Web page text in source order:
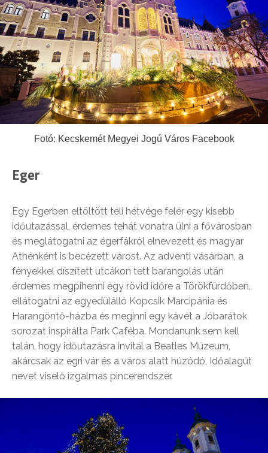
Fotó: Kecskemét Megyei Jogú Város Facebook
Eger
Egy Egerben eltöltött téli hétvége felér egy kisebb
időutazással, érdemes tehát vonatra ülni a fővárosban
és meglátogatni az égerfákról elnevezett és magyar
Athénként is becézett várost. Az adventi vásárban, a
fényekkel díszített utcákon tett barangolás után
érdemes megpihenni egy rövid időre a Törökfürdőben,
ellátogatni az egyedülálló Kopcsik Marcipánia és
Harangöntő-házba és meginni egy kávét a Jóbarátok
sorozat inspirálta Park Caféba. Mondanunk sem kell
talán, hogy időutazásra invitál a Beatles Múzeum,
akárcsak az egri vár és a város alatt húzódó, Időalagút
nevet viselő izgalmas pincerendszer.